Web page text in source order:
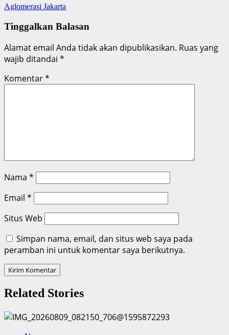
Aglomerasi Jakarta
Tinggalkan Balasan
Alamat email Anda tidak akan dipublikasikan. Ruas yang
wajib ditandai *
Komentar*
Nama *
Email *
Situs Web
Simpan nama, email, dan situs web saya pada
peramban ini untuk komentar saya berikutnya.
Related Stories